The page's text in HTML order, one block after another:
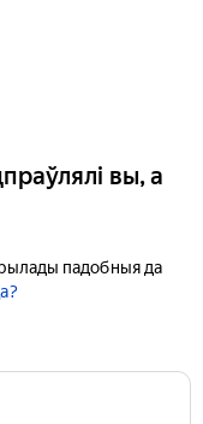
вы, а
падобныя да